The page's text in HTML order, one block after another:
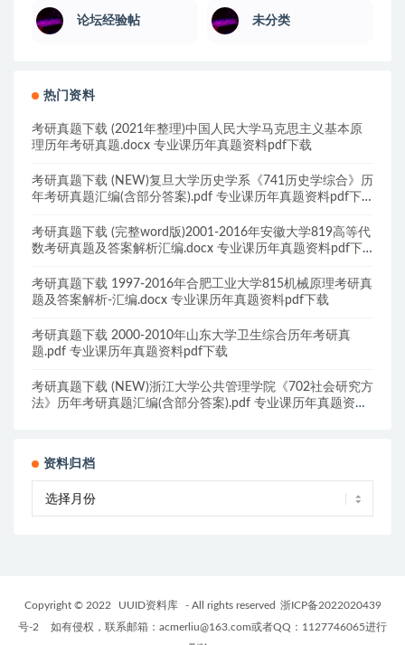
论坛经验帖 未分类
热门资料
考研真题下载 (2021年整理)中国人民大学马克思主义基本原
理历年考研真题.docx 专业课历年真题资料pdf下载
考研真题下载 (NEW)复旦大学历史学系《741历史学综合》历
年考研真题汇编(含部分答案).pdf 专业课历年真题资料pdf下
考研真题下载 (完整word版)2001-2016年安徽大学819高等代
数考研真题及答案解析汇编.docx 专业课历年真题资料pdf下
考研真题下载 1997-2016年合肥工业大学815机械原理考研真
题及答案解析-汇编.docx 专业课历年真题资料pdf下载
考研真题下载 2000-2010年山东大学卫生综合历年考研真
题.pdf 专业课历年真题资料pdf下载
考研真题下载 (NEW)浙江大学公共管理学院《702社会研究方
法》历年考研真题汇编(含部分答案).pdf 专业课历年真题资料
资料归档
Copyright © 2022 UUID资料库 - All rights reserved 浙ICP备2022020439
号-2
如有侵权，联系邮箱：acmerliu@163.com或者QQ：1127746065进行